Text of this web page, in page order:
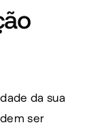
da sua
ser